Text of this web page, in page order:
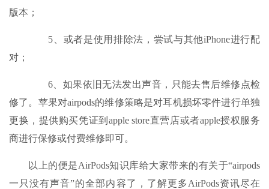
版本；
5、或者是使用排除法，尝试与其他iPhone进行配
对；
6、如果依旧无法发出声音，只能去售后维修点检
修了。苹果对airpods的维修策略是对耳机损坏零件进行单独
更换，提供购买凭证到apple store直营店或者apple授权服务
商进行保修或付费维修即可。
以上的便是AirPods知识库给大家带来的有关于“airpods
一只没有声音”的全部内容了，了解更多AirPods资讯尽在